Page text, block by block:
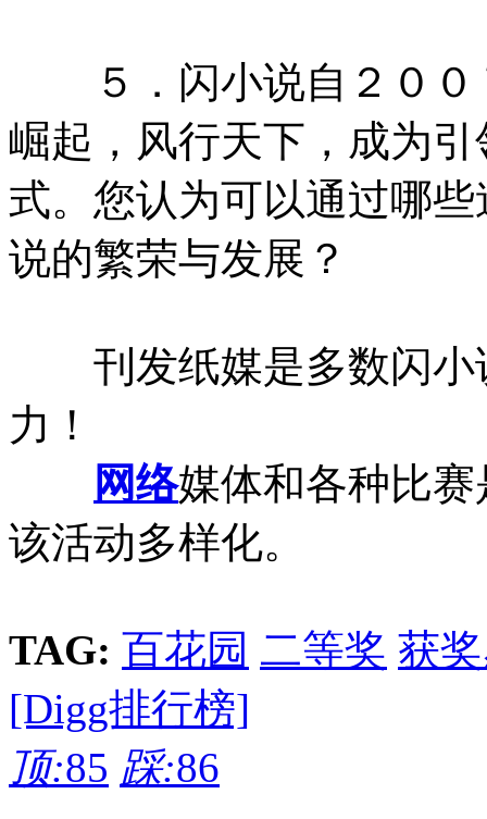
５．闪小说自２００
崛起，风行天下，成为引
式。您认为可以通过哪
说的繁荣与发展？
刊发纸媒是多数闪小
力！
网络媒体和各种比
该活动多样化。
TAG: 百花园 二等奖 获
[Digg排行榜]
顶:85 踩:86